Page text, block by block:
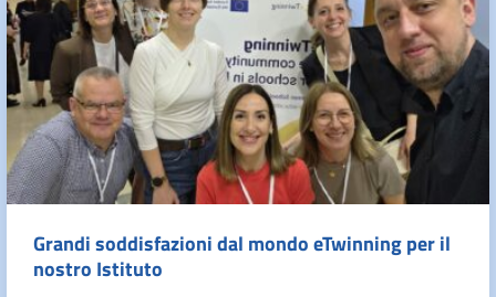
Grandi soddisfazioni dal mondo eTwinning per il
nostro Istituto